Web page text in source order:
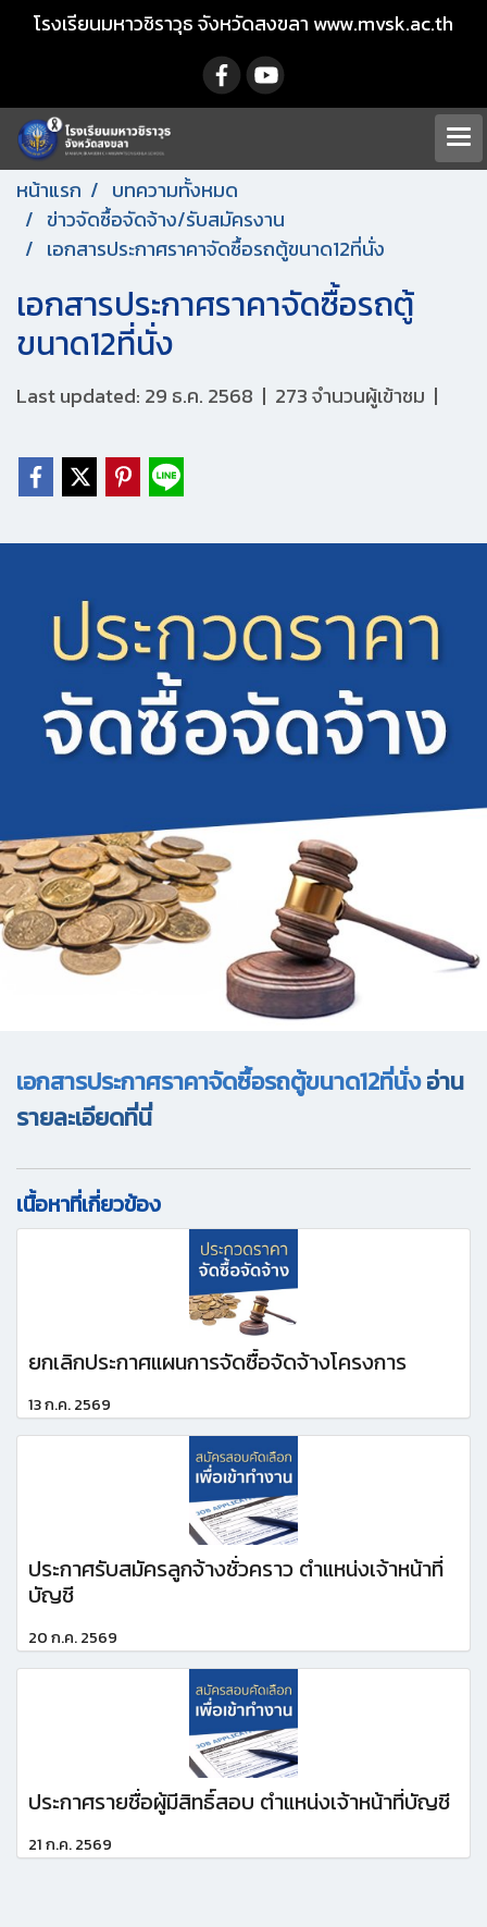
โรงเรียนมหาวชิราวุธ จังหวัดสงขลา www.mvsk.ac.th
หน้าแรก
บทความทั้งหมด
ข่าวจัดซื้อจัดจ้าง/รับสมัครงาน
เอกสารประกาศราคาจัดซื้อรถตู้ขนาด12ที่นั่ง
เอกสารประกาศราคาจัดซื้อรถตู้
ขนาด12ที่นั่ง
Last updated: 29 ธ.ค. 2568 | 273 จำนวนผู้เข้าชม |
เอกสารประกาศราคาจัดซื้อรถตู้ขนาด12ที่นั่งอ่าน
รายละเอียดที่นี่
เนื้อหาที่เกี่ยวข้อง
ยกเลิกประกาศแผนการจัดซื้อจัดจ้างโครงการ
13 ก.ค. 2569
ประกาศรับสมัครลูกจ้างชั่วคราว ตำแหน่งเจ้าหน้าที่
บัญชี
20 ก.ค. 2569
ประกาศรายชื่อผู้มีสิทธิ์สอบ ตำแหน่งเจ้าหน้าที่บัญชี
21 ก.ค. 2569